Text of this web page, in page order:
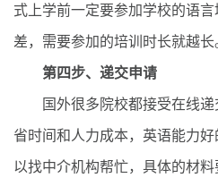
式上学前一定要参加学校的语
差，需要参加的培训时长就越长
第四步、递交申请
国外很多院校都接受在线递
省时间和人力成本，英语能力
以找中介机构帮忙，具体的材